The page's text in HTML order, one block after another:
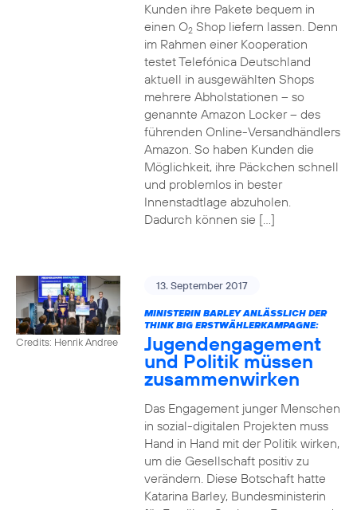
Kunden ihre Pakete bequem in
einen O2Shop liefern lassen. Denn
im Rahmen einer Kooperation
testet Telefónica Deutschland
aktuell in ausgewählten Shops
mehrere Abholstationen – so
genannte Amazon Locker – des
führenden Online-Versandhändlers
Amazon. So haben Kunden die
Möglichkeit, ihre Päckchen schnell
und problemlos in bester
Innenstadtlage abzuholen.
Dadurch können sie […]
Credits: Henrik Andree
13. September 2017
MINISTERIN BARLEY ANLÄSSLICH DER
THINK BIG ERSTWÄHLERKAMPAGNE:
Jugendengagement
und Politik müssen
zusammenwirken
Das Engagement junger Menschen
in sozial-digitalen Projekten muss
Hand in Hand mit der Politik wirken,
um die Gesellschaft positiv zu
verändern. Diese Botschaft hatte
Katarina Barley, Bundesministerin